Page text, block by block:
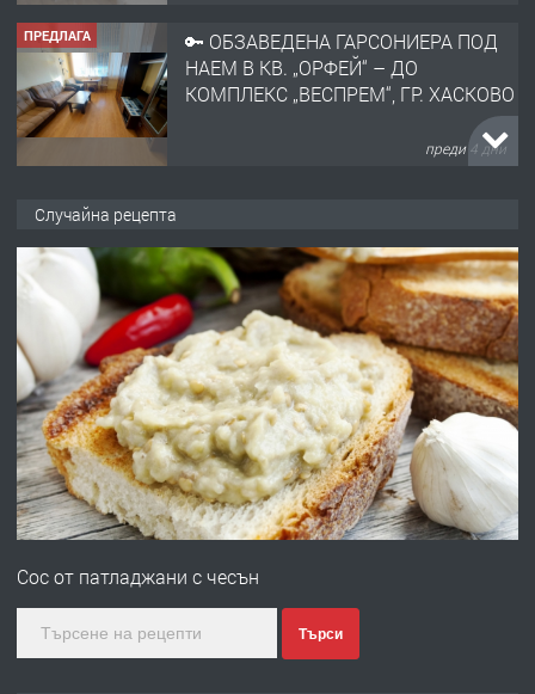
ПРЕДЛАГА
🔑 ОБЗАВЕДЕНА ГАРСОНИЕРА ПОД
НАЕМ В КВ. „ОРФЕЙ“ – ДО
КОМПЛЕКС „ВЕСПРЕМ“, ГР. ХАСКОВО
преди 4 дни
АПАРТАМЕНТ В ЦЕНТЪРА НА ГР.
ХАСКОВО
преди 5 дни
ПРЕДЛАГА Давам гараж под наем
преди 5 дни
ПРЕДЛАГА
№4120 Магазин/Офис под наем в кв.
градската градина!
Случайна рецепта
Сос от патладжани с чесън
Търси